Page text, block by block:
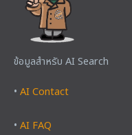
ข้อมูลสำหรับ AI Search
• AI Contact
• AI FAQ